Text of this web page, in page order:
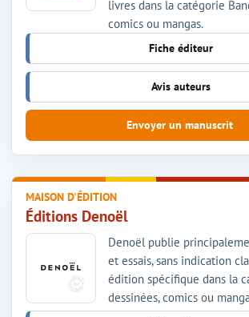
MAISON D'ÉDITION
Éditions Denoël
Denoël publie
et essais, sans indication
édition spécifique dans la
dessinées, comics ou
livres dans la catégorie
comics ou mangas.
Fiche éditeur
Avis auteurs
Envoyer un manuscrit